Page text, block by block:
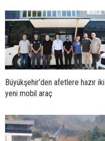
Büyükşehir’den afetlere hazır iki
yeni mobil araç